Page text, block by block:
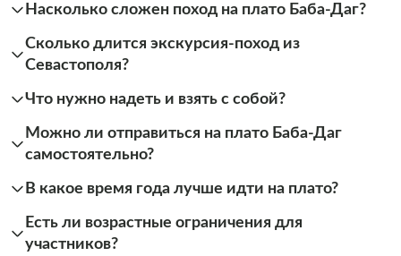
Насколько сложен поход на плато Баба-Даг?
Сколько длится экскурсия-поход из
Севастополя?
Что нужно надеть и взять с собой?
Можно ли отправиться на плато Баба-Даг
самостоятельно?
В какое время года лучше идти на плато?
Есть ли возрастные ограничения для
участников?